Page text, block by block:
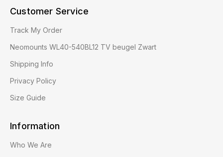
Customer Service
Track My Order
Neomounts WL40-540BL12 TV beugel Zwart
Shipping Info
Privacy Policy
Size Guide
Information
Who We Are